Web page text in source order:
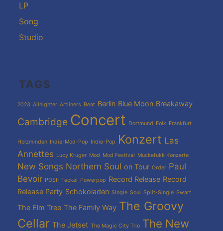
LP
Song
Studio
TAGS
2023 Allnighter Artliners Beat Berlin Blue Moon Breakaway
Cambridge Concert Dortmund Folk Frankfurt
Holzminden Indie-Mod-Pop Indie-Pop Konzert Las
Annettes Lucy Kruger Mod Mod Festival Muckefukk Konzerte
New Songs Northern Soul on Tour Order Paul
Bevoir POSH Teckel Powerpop Record Release Record
Release Party Schokoladen Single Soul Split-Single Swart
The Elm Tree The Family Way The Groovy
Cellar The Jetset The Magic City Trio The New